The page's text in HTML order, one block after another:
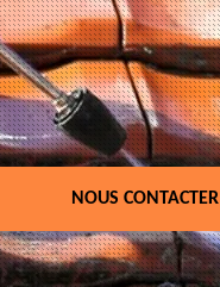
NOUS CONTACTER